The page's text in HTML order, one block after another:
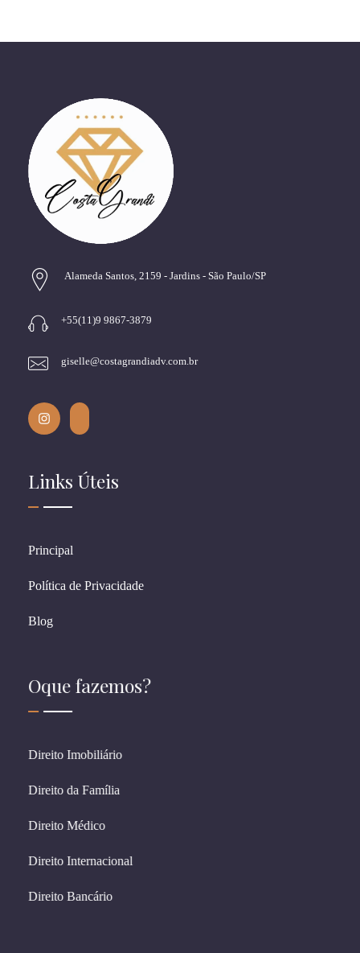
Alameda Santos, 2159 - Jardins - São Paulo/SP
+55(11)9 9867-3879
giselle@costagrandiadv.com.br
Links Úteis
Principal
Política de Privacidade
Blog
Oque fazemos?
Direito Imobiliário
Direito da Família
Direito Médico
Direito Internacional
Direito Bancário